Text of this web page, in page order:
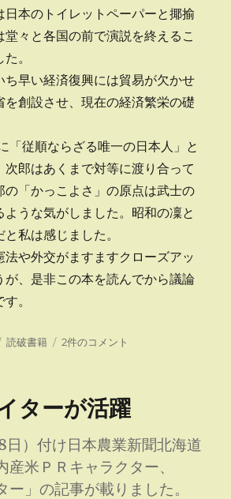
日本のトイレットペーパーと揶揄
堂々と各国の前で演説を終えるこ
。
早い経済復興には貿易が欠かせ
を創設させ、現在の経済繁栄の礎
「従順ならざる唯一の日本人」と
次郎はあくまで対等に渡り合って
の「かっこよさ」の原点は武士の
ような気がしました。昭和の凜と
私は感じました。
や外交がますますクローズアッ
が、是非この本を読んでから議論
。
カ
ー
読破書籍
白
占
を
負
っ
2件のコメント
ターが活躍
）付け日本農業新聞北海道
産米ＰＲキャラクター、
ー」の記事が載りました。